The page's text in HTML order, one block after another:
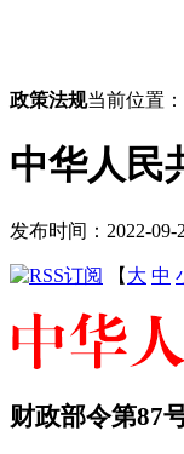
政策法规当前位置：
中华人民
发布时间：2022-09-
【 大 中
财政部令第87